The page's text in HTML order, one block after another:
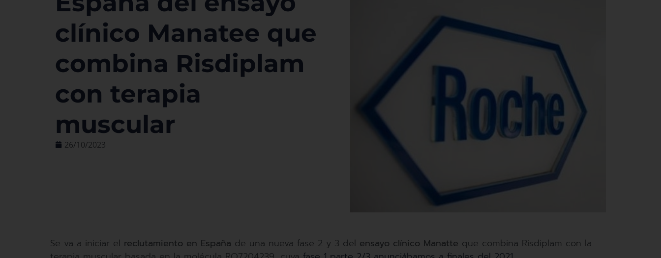
clínico Manatee que
combina Risdiplam
con terapia
muscular
26/10/2023
Se va a iniciar el reclutamiento en España de una nueva fase 2 y 3 del ensayo clínico Manatte que combina Risdiplam con la